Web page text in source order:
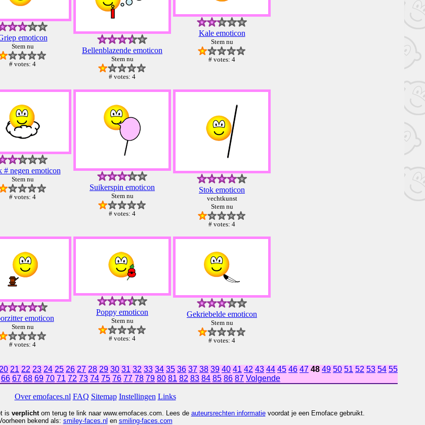
emoticon
Stem nu
# votes: 4
Bellenblazende emoticon
Stem nu
# votes: 4
Kale emoticon
Stem nu
# votes: 4
# negen emoticon
Stem nu
# votes: 4
Suikerspin emoticon
Stem nu
# votes: 4
Stok emoticon
vechtkunst
Stem nu
# votes: 4
emoticon
Stem nu
# votes: 4
Poppy emoticon
Stem nu
# votes: 4
Gekriebelde emoticon
Stem nu
# votes: 4
20 21 22 23 24 25 26 27 28 29 30 31 32 33 34 35 36 37 38 39 40 41 42 43 44 45 46 47 48 49 50 51 52 53 54 55
66 67 68 69 70 71 72 73 74 75 76 77 78 79 80 81 82 83 84 85 86 87 Volgende
Over emofaces.nl FAQ Sitemap Instellingen Links
is verplichtom terug te link naar www.emofaces.com. Lees de auteursrechten informatievoordat je een Emoface gebruikt.
bekend als: smiley-faces.nl en smiling-faces.com